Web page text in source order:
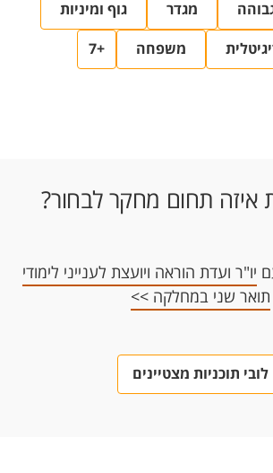
מגדר גוף ומיניות
משפחה +7
איזה תחום מחקר לבחור?
יו"ר ועדת הוראה ויועצת לענייני לימודי
תואר שני במחלקה >>
לובי תוכניות מצטיינים